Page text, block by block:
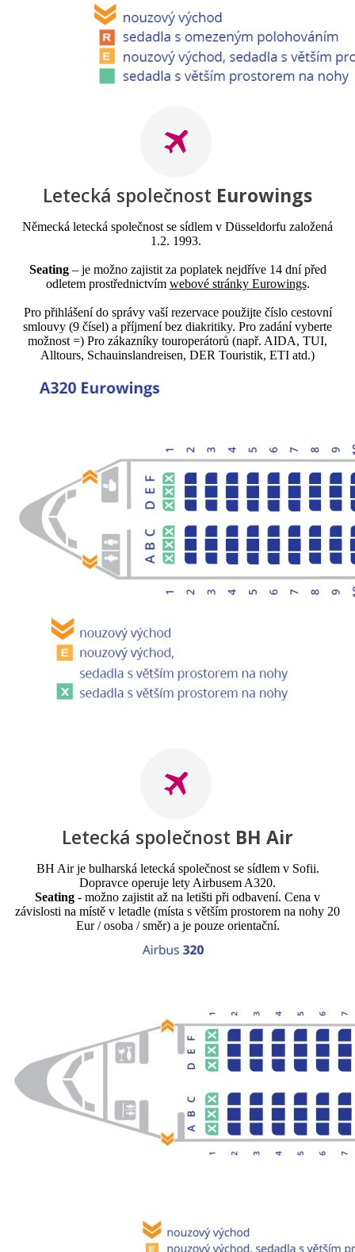
Letecká společnost Eurowings
Německá letecká společnost se sídlem v Düsseldorfu založená
1.2. 1993.
Seating – je možno zajistit za poplatek nejdříve 14 dní před
odletem prostřednictvím webové stránky Eurowings.
Pro přihlášení do správy vaší rezervace použijte číslo cestovní
smlouvy (9 čísel) a příjmení bez diakritiky. Pro zadání vyberte
možnost =) Pro zákazníky touroperátorů (např. AIDA, TUI,
Alltours, Schauinslandreisen, DER Touristik, ETI atd.)
Letecká společnost BH Air
BH Air je bulharská letecká společnost se sídlem v Sofii.
Dopravce operuje lety Airbusem A320.
Seating - možno zajistit až na letišti při odbavení. Cena v
závislosti na místě v letadle (místa s větším prostorem na nohy 20
Eur / osoba / směr) a je pouze orientační.